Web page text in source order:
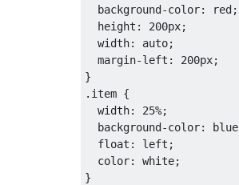
background-color: red;
height : 200px;
width: auto;
margin-left : 200px;
}
. item {
width: 25%;
background-color: blue
float : left ;
color: white;
}